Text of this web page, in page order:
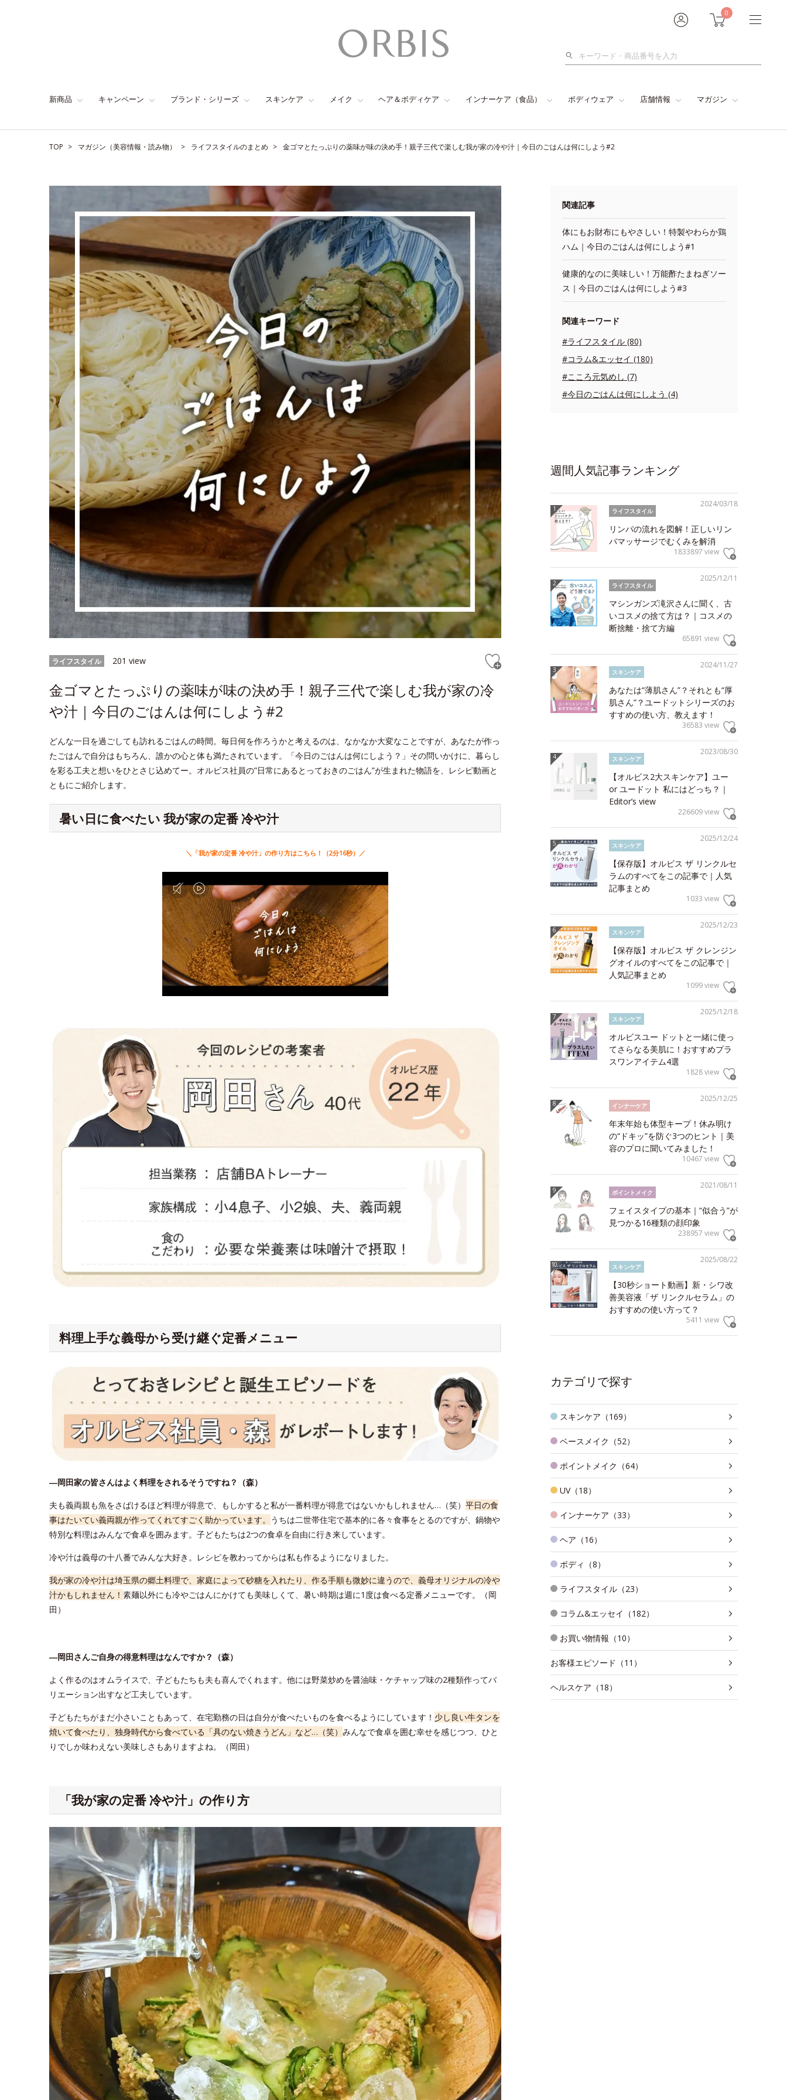
0
検
新商品 キャンペーン ブランド・シリーズ スキンケア メイク ヘア＆ボディケア インナーケア（食品） ボディウェア 店舗情報 マガジン
TOP マガジン（美容情報・読み物） ライフスタイルのまとめ 金ゴマとたっぷりの薬味が味の決め手！親子三代で楽しむ我が家の冷や汁｜今日のごはんは何にしよう#2
ライフスタイル 201 view
金ゴマとたっぷりの薬味が味の決め手！親子三代で楽しむ我が家の冷
や汁｜今日のごはんは何にしよう#2
どんな一日を過ごしても訪れるごはんの時間。毎日何を作ろうかと考えるのは、なかなか大変なことですが、あなたが作っ
たごはんで自分はもちろん、誰かの心と体も満たされています。「今日のごはんは何にしよう？」その問いかけに、暮らし
を彩る工夫と想いをひとさじ込めてー。オルビス社員の”日常にあるとっておきのごはん”が生まれた物語を、レシピ動画と
ともにご紹介します。
暑い日に食べたい 我が家の定番 冷や汁
＼「我が家の定番 冷や汁」の作り方はこちら！（2分16秒）／
料理上手な義母から受け継ぐ定番メニュー
―岡田家の皆さんはよく料理をされるそうですね？（森）
夫も義両親も魚をさばけるほど料理が得意で、もしかすると私が一番料理が得意ではないかもしれません…（笑） 平日の食
事はたいてい義両親が作ってくれてすごく助かっています。
うちは二世帯住宅で基本的に各々食事をとるのですが、鍋物や
特別な料理はみんなで食卓を囲みます。子どもたちは2つの食卓を自由に行き来しています。
冷や汁は義母の十八番でみんな大好き。レシピを教わってからは私も作るようになりました。
我が家の冷や汁は埼玉県の郷土料理で、家庭によって砂糖を入れたり、作る手順も微妙に違うので、義母オリジナルの冷や
汁かもしれません！ 素麺以外にも冷やごはんにかけても美味しくて、暑い時期は週に1度は食べる定番メニューです。（岡
田）
―岡田さんご自身の得意料理はなんですか？（森）
よく作るのはオムライスで、子どもたちも夫も喜んでくれます。他には野菜炒めを醤油味・ケチャップ味の2種類作ってバ
リエーション出すなど工夫しています。
子どもたちがまだ小さいこともあって、在宅勤務の日は自分が食べたいものを食べるようにしています！ 少し良い牛タンを
焼いて食べたり、独身時代から食べている「具のない焼きうどん」など…（笑） みんなで食卓を囲む幸せを感じつつ、ひと
りでしか味わえない美味しさもありますよね。（岡田）
「我が家の定番 冷や汁」の作り方
関連記事
体にもお財布にもやさしい！特製やわらか鶏
ハム｜今日のごはんは何にしよう#1
健康的なのに美味しい！万能酢たまねぎソー
ス｜今日のごはんは何にしよう#3
関連キーワード
#ライフスタイル (80)
#コラム&エッセイ (180)
#こころ元気めし (7)
#今日のごはんは何にしよう (4)
週間人気記事ランキング
2024/03/18
ライフスタイル
リンパの流れを図解！正しいリン
パマッサージでむくみを解消
1833897 view
2025/12/11
ライフスタイル
マシンガンズ滝沢さんに聞く、古
いコスメの捨て方は？｜コスメの
断捨離・捨て方編
65891 view
2024/11/27
スキンケア
あなたは“薄肌さん”？それとも“厚
肌さん”？ユードットシリーズのお
すすめの使い方、教えます！
36583 view
2023/08/30
スキンケア
【オルビス2大スキンケア】ユー
or ユードット 私にはどっち？｜
Editor’s view
226609 view
2025/12/24
スキンケア
【保存版】オルビス ザ リンクルセ
ラムのすべてをこの記事で｜人気
記事まとめ
1033 view
2025/12/23
スキンケア
【保存版】オルビス ザ クレンジン
グオイルのすべてをこの記事で｜
人気記事まとめ
1099 view
2025/12/18
スキンケア
オルビスユー ドットと一緒に使っ
てさらなる美肌に！おすすめプラ
スワンアイテム4選
1828 view
2025/12/25
インナーケア
年末年始も体型キープ！休み明け
の“ドキッ”を防ぐ3つのヒント｜美
容のプロに聞いてみました！
10467 view
2021/08/11
ポイントメイク
フェイスタイプの基本｜“似合う”が
見つかる16種類の顔印象
238957 view
2025/08/22
スキンケア
【30秒ショート動画】新・シワ改
善美容液「ザ リンクルセラム」の
おすすめの使い方って？
5411 view
カテゴリで探す
スキンケア（169）
ベースメイク（52）
ポイントメイク（64）
UV（18）
インナーケア（33）
ヘア（16）
ボディ（8）
ライフスタイル（23）
コラム&エッセイ（182）
お買い物情報（10）
お客様エピソード（11）
ヘルスケア（18）